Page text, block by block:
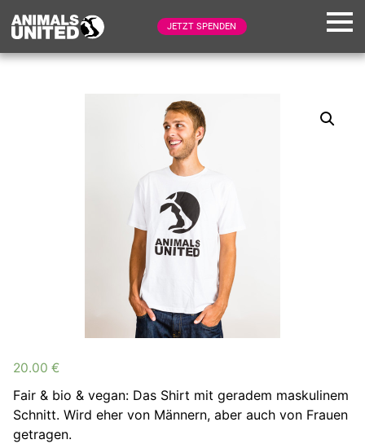
JETZT SPENDEN
20.00 €
Fair & bio & vegan: Das Shirt mit geradem maskulinem
Schnitt. Wird eher von Männern, aber auch von Frauen
getragen.